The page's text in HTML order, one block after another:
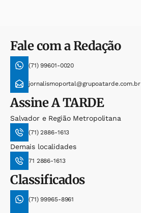
Fale com a Redação
(71) 99601-0020
jornalismoportal@grupoatarde.com.br
AssineA TARDE
Salvador e Região Metropolitana
(71) 2886-1613
Demais localidades
71 2886-1613
Classificados
(71) 99965-8961